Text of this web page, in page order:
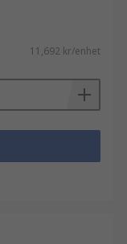
11,692 kr/enhet